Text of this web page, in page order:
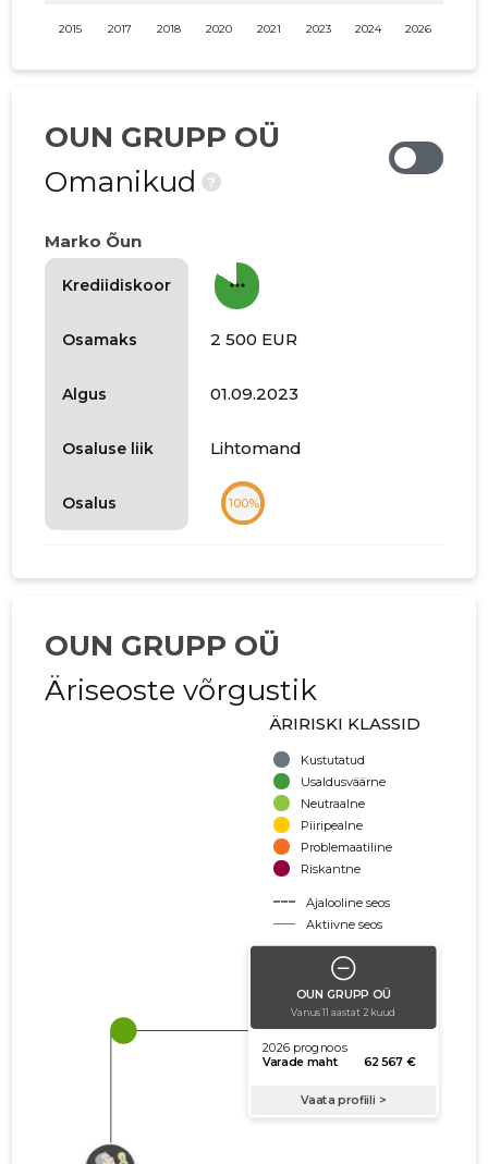
2015 2017 2018 2020 2021 2023 2024 2026
OUN GRUPP OÜ
Omanikud
?
Krediidiskoor
Osamaks
Algus
Osaluse liik
Osalus
Marko Õun
more_horiz
2 500 EUR
01.09.2023
Lihtomand
100%
OUN GRUPP OÜ
Äriseoste võrgustik
ÄRIRISKI KLASSID
Kustutatud
Usaldusväärne
Neutraalne
Piiripealne
Problemaatiline
Riskantne
Ajalooline seos
Aktiivne seos
käibe suurus
võla suurus
Seoste laiendamine